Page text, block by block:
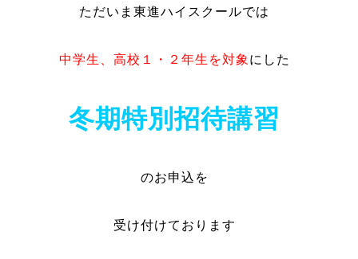
ただいま東進ハイスクールでは
中学生、高校１・２年生を対象 にした
冬期特別招待講習
のお申込を
受け付けております